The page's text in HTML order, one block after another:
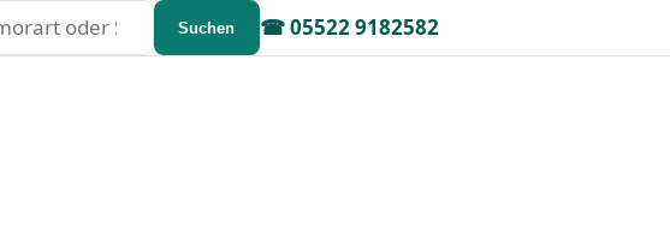
☎05522 9182582
Suchen